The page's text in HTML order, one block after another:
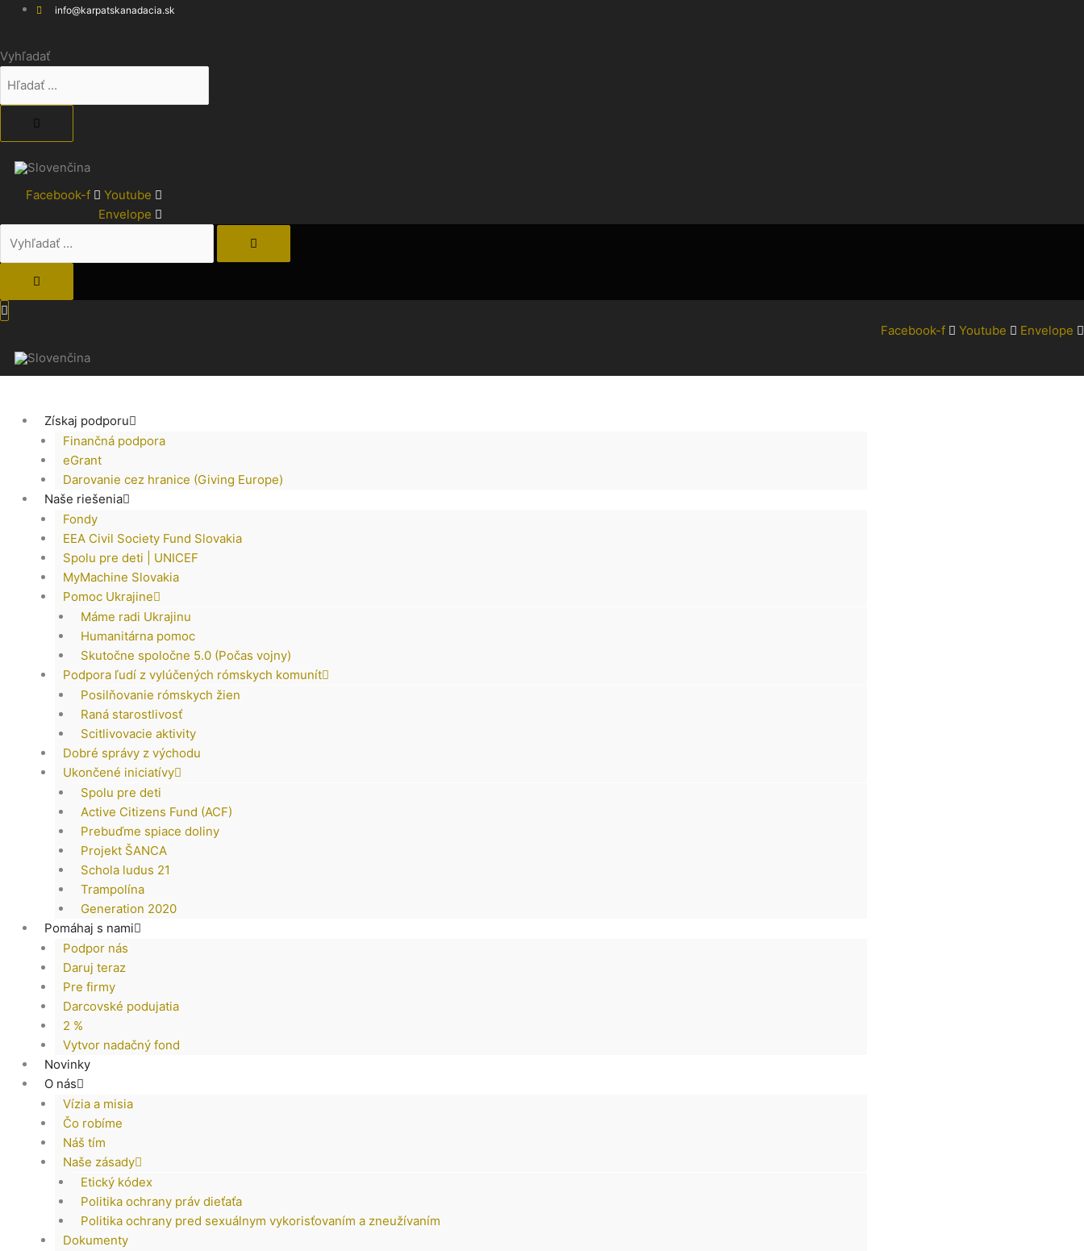
Preskočiť
obsah
info@karpatskanadacia.sk
Vyhľadať
Facebook-f
Youtube
Envelope
Vyhľadať
Facebook-f Youtube Envelope
Získaj podporu
Finančná podpora
eGrant
Darovanie cez hranice (Giving Europe)
Naše riešenia
Fondy
EEA Civil Society Fund Slovakia
Spolu pre deti | UNICEF
MyMachine Slovakia
Pomoc Ukrajine
Máme radi Ukrajinu
Humanitárna pomoc
Skutočne spoločne 5.0 (Počas vojny)
Podpora ľudí z vylúčených rómskych komunít
Posilňovanie rómskych žien
Raná starostlivosť
Scitlivovacie aktivity
Dobré správy z východu
Ukončené iniciatívy
Spolu pre deti
Active Citizens Fund (ACF)
Prebuďme spiace doliny
Projekt ŠANCA
Schola ludus 21
Trampolína
Generation 2020
Pomáhaj s nami
Podpor nás
Daruj teraz
Pre firmy
Darcovské podujatia
2 %
Vytvor nadačný fond
Novinky
O nás
Vízia a misia
Čo robíme
Náš tím
Naše zásady
Etický kódex
Politika ochrany práv dieťaťa
Politika ochrany pred sexuálnym vykorisťovaním a zneužívaním
Dokumenty